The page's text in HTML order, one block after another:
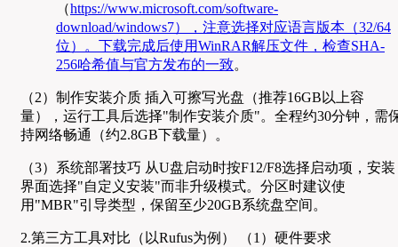
（https://www.microsoft.com/software-
download/windows7），注意选择对应语言版本（32/64
位）。下载完成后使用WinRAR解压文件，检查SHA-
256哈希值与官方发布的一致。
（2）制作安装介质 插入可擦写光盘（推荐16GB以上容
量），运行工具后选择"制作安装介质"。全程约30分钟，需
持网络畅通（约2.8GB下载量）。
（3）系统部署技巧 从U盘启动时按F12/F8选择启动项，安装
界面选择"自定义安装"而非升级模式。分区时建议使
用"MBR"引导类型，保留至少20GB系统盘空间。
2.第三方工具对比（以Rufus为例） （1）硬件要求